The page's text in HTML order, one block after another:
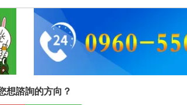
想諮詢的方向？